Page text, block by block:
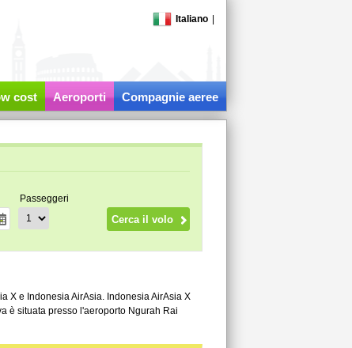
Italiano
cost Aeroporti Compagnie aeree
Passeggeri
X e Indonesia AirAsia. Indonesia AirAsia X
è situata presso l'aeroporto Ngurah Rai